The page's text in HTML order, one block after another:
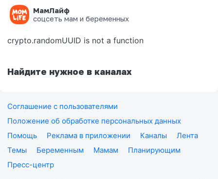
МамЛайф
соцсеть мам и беременных
Ошибка на странице
crypto.randomUUID is not a function
Найдите нужное в каналах
Соглашение с пользователями
Положение об обработке персональных данных
Помощь
Реклама в приложении Каналы
Лента
Темы
Беременным Мамам
Планирующим
Пресс-центр